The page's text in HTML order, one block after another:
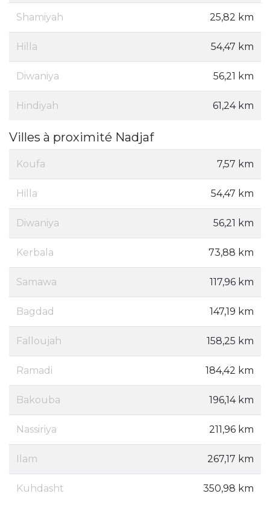
Shamiyah 25,82 km
Hilla 54,47 km
Diwaniya 56,21 km
Hindiyah 61,24 km
Villes à proximité Nadjaf
Koufa 7,57 km
Hilla 54,47 km
Diwaniya 56,21 km
Kerbala 73,88 km
Samawa 117,96 km
Bagdad 147,19 km
Falloujah 158,25 km
Ramadi 184,42 km
Bakouba 196,14 km
Nassiriya 211,96 km
Ilam 267,17 km
Kuhdasht 350,98 km